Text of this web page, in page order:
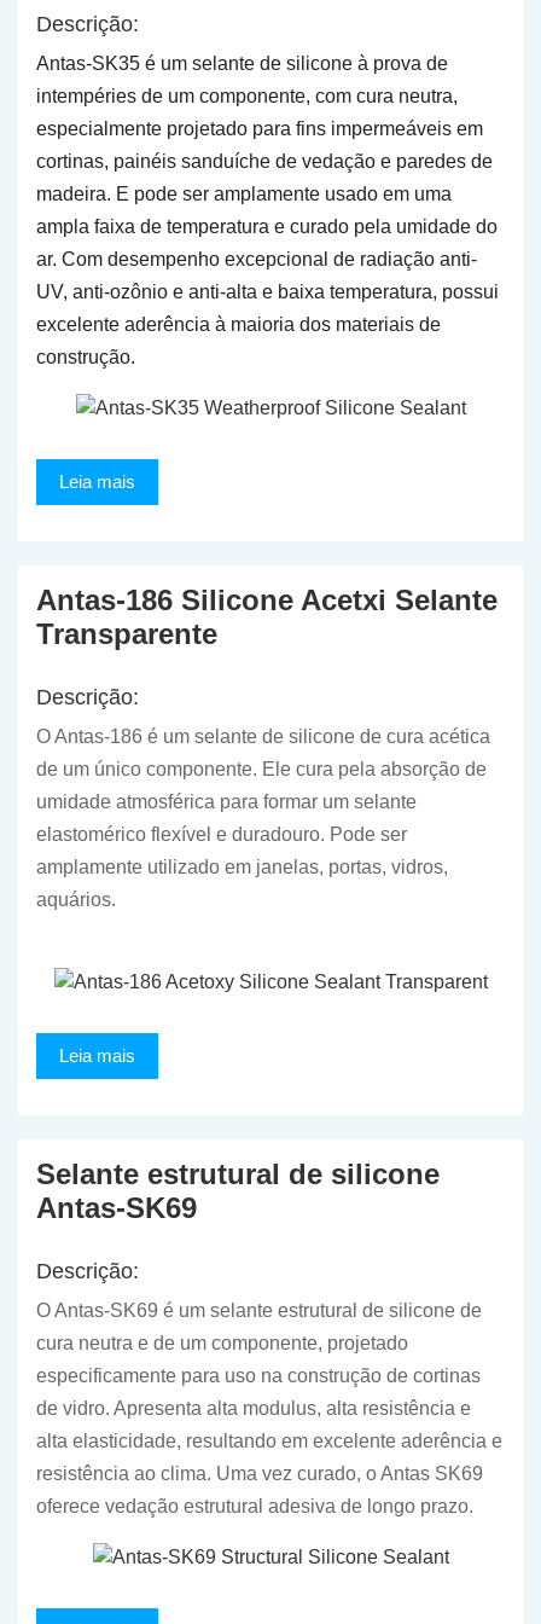
Descrição:
Antas-SK35 é um selante de silicone à prova de
intempéries de um componente, com cura neutra,
especialmente projetado para fins impermeáveis em
cortinas, painéis sanduíche de vedação e paredes de
madeira. E pode ser amplamente usado em uma
ampla faixa de temperatura e curado pela umidade do
ar. Com desempenho excepcional de radiação anti-
UV, anti-ozônio e anti-alta e baixa temperatura, possui
excelente aderência à maioria dos materiais de
construção.
Leia mais
Antas-186 Silicone Acetxi Selante
Transparente
Descrição:
O Antas-186 é um selante de silicone de cura acética
de um único componente. Ele cura pela absorção de
umidade atmosférica para formar um selante
elastomérico flexível e duradouro. Pode ser
amplamente utilizado em janelas, portas, vidros,
aquários.
Leia mais
Selante estrutural de silicone
Antas-SK69
Descrição:
O Antas-SK69 é um selante estrutural de silicone de
cura neutra e de um componente, projetado
especificamente para uso na construção de cortinas
de vidro. Apresenta alta modulus, alta resistência e
alta elasticidade, resultando em excelente aderência e
resistência ao clima. Uma vez curado, o Antas SK69
oferece vedação estrutural adesiva de longo prazo.